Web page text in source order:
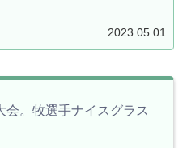
っていた記事を仕上げます。待ちに待ったプ
2023.05.01
会。牧選手ナイスグラス